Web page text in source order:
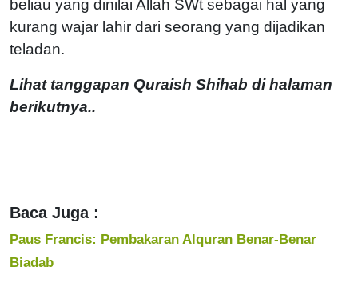
beliau yang dinilai Allah SWt sebagai hal yang
kurang wajar lahir dari seorang yang dijadikan
teladan.
Lihat tanggapan Quraish Shihab di halaman
berikutnya..
Baca Juga :
Paus Francis: Pembakaran Alquran Benar-Benar
Biadab